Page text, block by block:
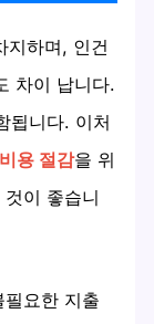
지하며, 인건
차이 납니다.
됩니다. 이처
비용 절감을 위
이 좋습니
요한 지출